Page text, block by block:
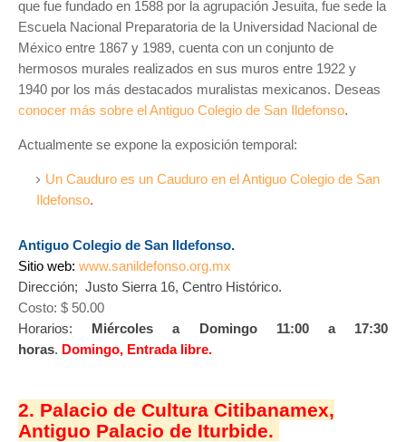
que fue fundado en 1588 por la agrupación Jesuita, fue sede la
Escuela Nacional Preparatoria de la Universidad Nacional de
México entre 1867 y 1989, cuenta con un conjunto de
hermosos murales realizados en sus muros entre 1922 y
1940 por los más destacados muralistas mexicanos. Deseas
conocer más sobre el Antiguo Colegio de San Ildefonso.
Actualmente se expone la exposición temporal:
Un Cauduro es un Cauduro en el Antiguo Colegio de San
Ildefonso.
Antiguo Colegio de San Ildefonso.
Sitio web: www.sanildefonso.org.mx
Dirección; Justo Sierra 16, Centro Histórico.
Costo: $ 50.00
Horarios: Miércoles a Domingo 11:00 a 17:30
horas. Domingo, Entrada libre.
2. Palacio de Cultura Citibanamex,
Antiguo Palacio de Iturbide.